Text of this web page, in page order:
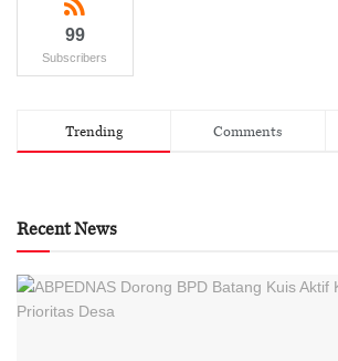
99
Subscribers
Trending Comments
Recent News